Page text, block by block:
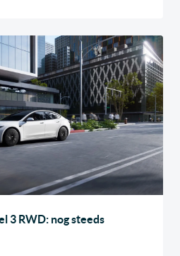
3 RWD: nog steeds